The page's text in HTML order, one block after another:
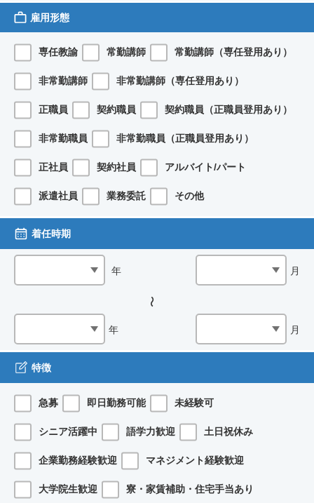
雇用形態
専任教諭 常勤講師 常勤講師（専任登用あり）
非常勤講師 非常勤講師（専任登用あり）
正職員 契約職員 契約職員（正職員登用あり）
非常勤職員 非常勤職員（正職員登用あり）
正社員 契約社員 アルバイト/パート
派遣社員 業務委託 その他
着任時期
年 月
年 月
特徴
急募 即日勤務可能 未経験可
シニア活躍中 語学力歓迎 土日祝休み
企業勤務経験歓迎 マネジメント経験歓迎
大学院生歓迎 寮・家賃補助・住宅手当あり